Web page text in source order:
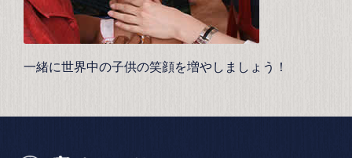
一緒に世界中の子供の笑顔を増やしましょう！